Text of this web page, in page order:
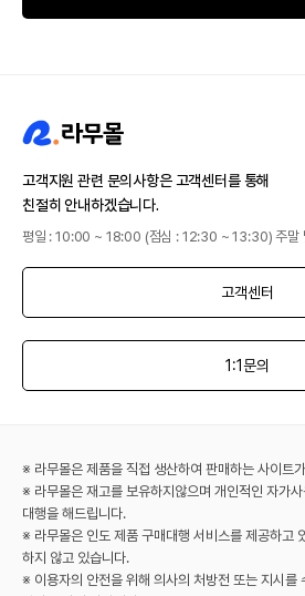
고객지원 관련 문의사항은 고객센터를 통해
친절히 안내하겠습니다.
평일 : 10:00 ~ 18:00 (점심 : 12:30 ~ 13:30) 주말
고객센터
1:1문의
※ 라무몰은 제품을 직접 생산하여 판매하는 사이트
※ 라무몰은 재고를 보유하지않으며 개인적인 자가
대행을 해드립니다.
※ 라무몰은 인도 제품 구매대행 서비스를 제공하고
하지 않고 있습니다.
※ 이용자의 안전을 위해 의사의 처방전 또는 지시를